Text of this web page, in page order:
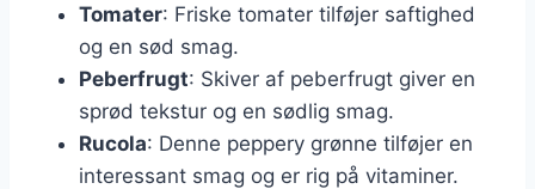
Tomater: Friske tomater tilføjer saftighed
og en sød smag.
Peberfrugt: Skiver af peberfrugt giver en
sprød tekstur og en sødlig smag.
Rucola: Denne peppery grønne tilføjer en
interessant smag og er rig på vitaminer.